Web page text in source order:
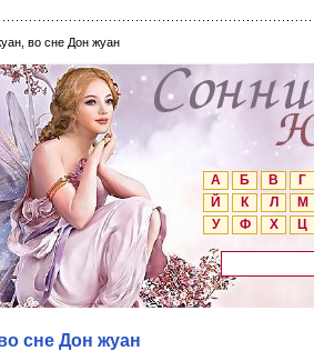
во сне Дон жуан
А Б В Г
Й
К Л М
У
Ф Х Ц
сне Дон жуан